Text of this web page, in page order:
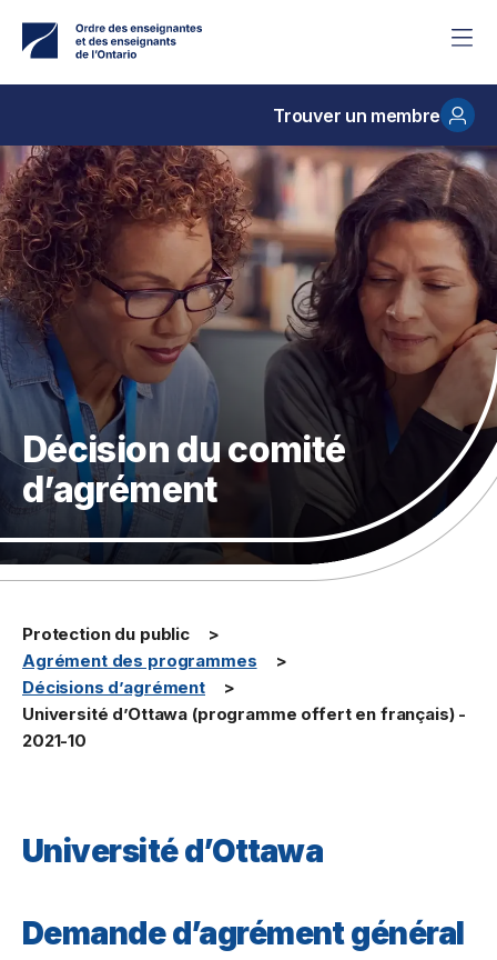
contenu
Trouver un membre
Décision du comité
d’agrément
Protection du public
Agrément des programmes
Décisions d’agrément
Université d’Ottawa (programme offert en français) -
2021-10
Université d’Ottawa
Demande d’agrément général